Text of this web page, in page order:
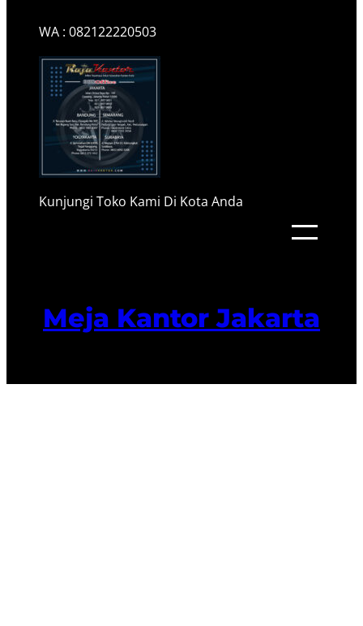
WA : 082122220503
Kunjungi Toko Kami Di Kota Anda
Meja Kantor Jakarta